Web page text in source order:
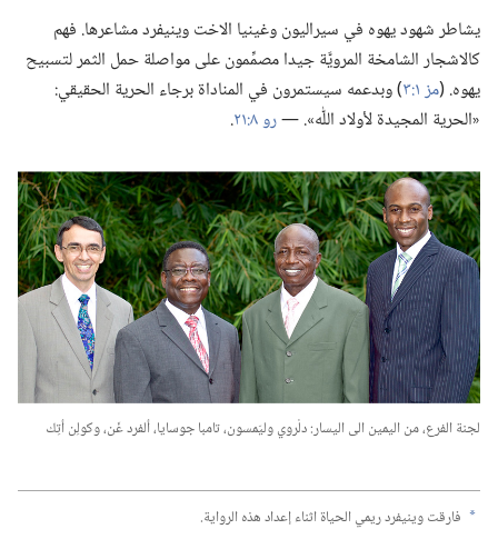
يشاطر شهود يهوه في سيراليون وغينيا الاخت وينيفرد مشاعرها.‏ فهم
كالاشجار الشامخة المرويَّة جيدا مصمِّمون على مواصلة حمل الثمر لتسبيح
يهوه.‏ (‏مز ١:‏٣
‏)‏ وبدعمه سيستمرون في المناداة برجاء الحرية الحقيقي:‏
«الحرية المجيدة لأولاد اللّٰه».‏ —‏رو ٨:‏٢١ ‏.‏
لجنة الفرع،‏ من اليمين الى اليسار:‏ دلْروي وليَمسون،‏ تامبا جوسايا،‏ ألفرد غَن،‏ وكولِن أتِك
a فارقت وينيفرد ريمي الحياة اثناء إعداد هذه الرواية.‏